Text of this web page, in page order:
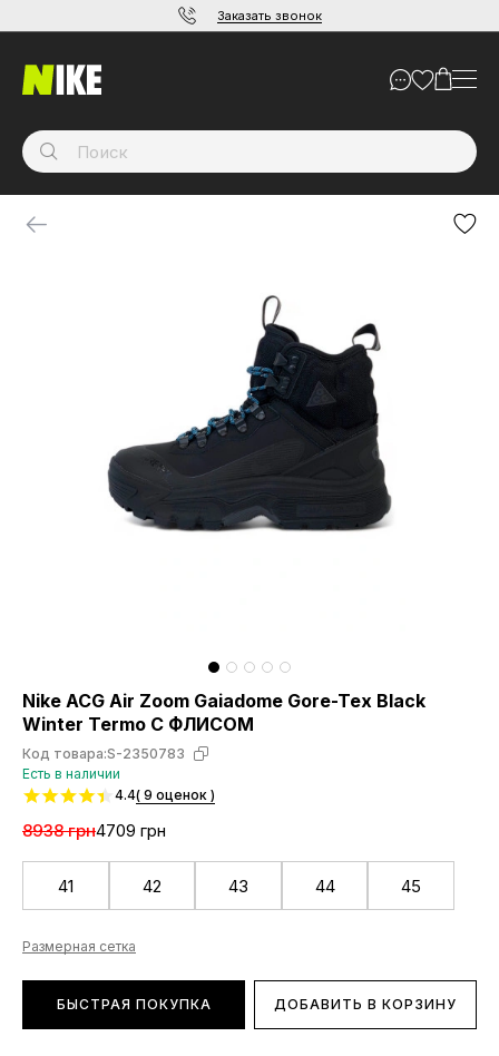
Заказать звонок
Nike ACG Air Zoom Gaiadome Gore-Tex Black
Winter Termo С ФЛИСОМ
Код товара:S-2350783
Есть в наличии
4.4( 9 оценок )
8938 грн4709 грн
41 42 43 44 45
Размерная сетка
БЫСТРАЯ ПОКУПКА ДОБАВИТЬ В КОРЗИНУ